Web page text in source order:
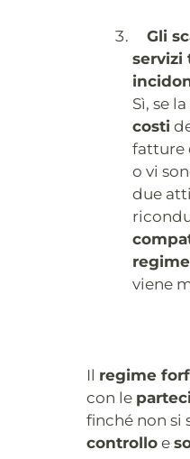
Gli
servizi
Sì, se
costi
fatture
o vi
due
viene
Il regime
con le
finché non si
controlloe